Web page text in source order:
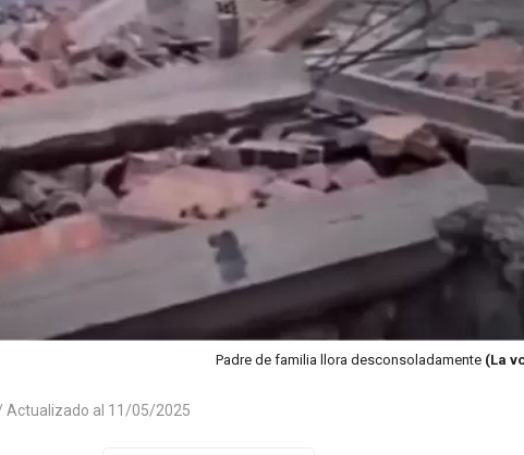
Padre de familia llora desconsoladamente (La
Actualizado al 11/05/2025